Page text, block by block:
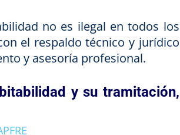
no es ilegal en todos los
el respaldo técnico y jurídico
y asesoría profesional.
y su tramitación,